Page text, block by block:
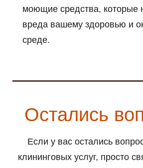
моющие средства, которые
вреда вашему здоровью и
среде.
Остались
Если у вас остались
клининговых услуг, просто